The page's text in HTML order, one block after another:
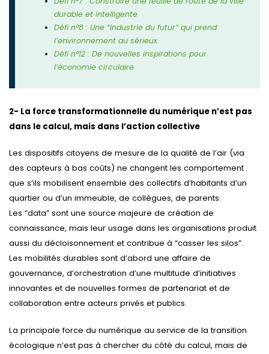
durable et intelligente
Défi n°8 : Une “Industrie du futur” qui prend
l’environnement au sérieux
Défi n°12 : De nouvelles inspirations pour
l’économie circulaire
2- La force transformationnelle du numérique n’est pas
dans le calcul, mais dans l’action collective
Les dispositifs citoyens de mesure de la qualité de l’air (via
des capteurs à bas coûts) ne changent les comportement
que s’ils mobilisent ensemble des collectifs d’habitants d’un
quartier ou d’un immeuble, de collègues, de parents.
Les “data” sont une source majeure de création de
connaissance, mais leur usage dans les organisations produit
aussi du décloisonnement et contribue à “casser les silos”.
Les mobilités durables sont d’abord une affaire de
gouvernance, d’orchestration d’une multitude d’initiatives
innovantes et de nouvelles formes de partenariat et de
collaboration entre acteurs privés et publics.
La principale force du numérique au service de la transition
écologique n’est pas à chercher du côté du calcul, mais de